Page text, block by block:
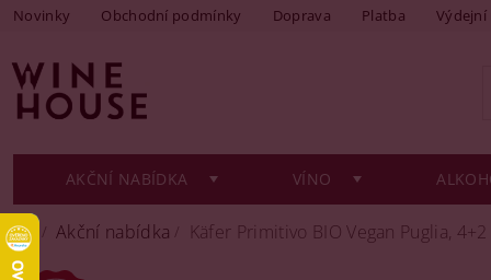
Novinky Obchodní podmínky Doprava Platba Výdejní
AKČNÍ NABÍDKA VÍNO
Akční nabídka Käfer Primitivo BIO Vegan Puglia,